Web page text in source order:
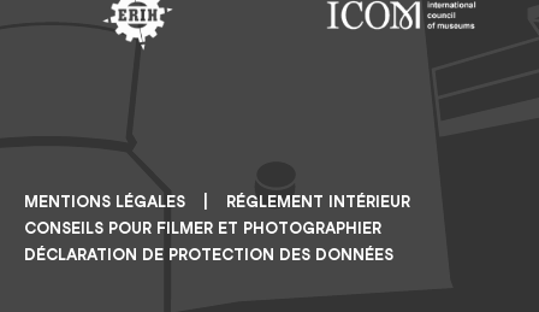
MENTIONS LÉGALES
RÉGLEMENT INTÉRIEUR
CONSEILS POUR FILMER ET PHOTOGRAPHIER
DÉCLARATION DE PROTECTION DES DONNÉES